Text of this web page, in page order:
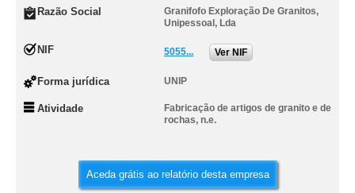
Razão Social
Granifofo Exploração De Granitos,
Unipessoal, Lda
NIF 5055... Ver NIF
Forma jurídica UNIP
Atividade
Fabricação de artigos de granito e de
rochas, n.e.
Aceda grátis ao relatório desta empresa